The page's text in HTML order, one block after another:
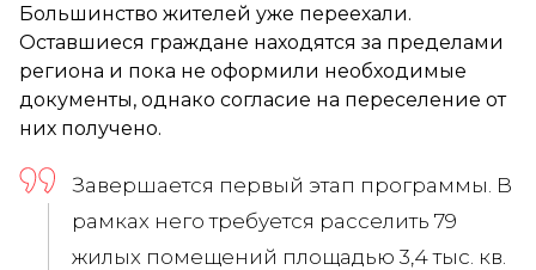
Большинство жителей уже переехали.
Оставшиеся граждане находятся за пределами
региона и пока не оформили необходимые
документы, однако согласие на переселение от
них получено.
Завершается первый этап программы. В
рамках него требуется расселить 79
жилых помещений площадью 3,4 тыс. кв.